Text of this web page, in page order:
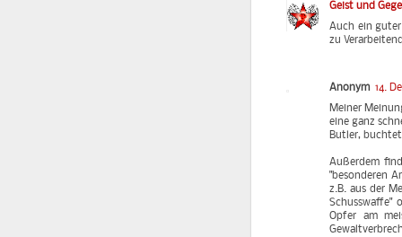
Geist und
Auch ein
zu
Anonym 14.
Meiner
eine ganz
Butler,
Außerdem
"besonderen
z.B. aus der
Schusswaffe"
Opfer am